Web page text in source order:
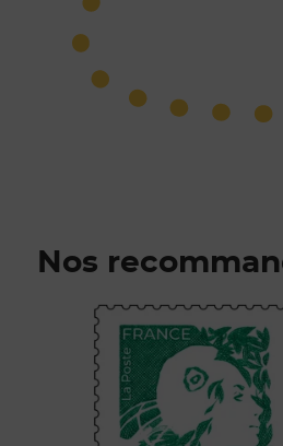
Nos
Prix 1,52€